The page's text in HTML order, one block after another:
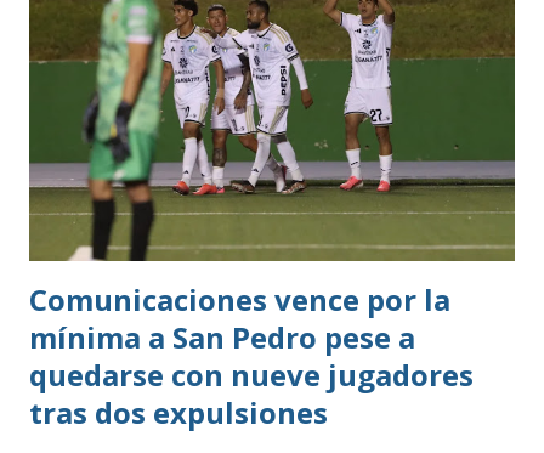
Comunicaciones vence por la
mínima a San Pedro pese a
quedarse con nueve jugadores
tras dos expulsiones